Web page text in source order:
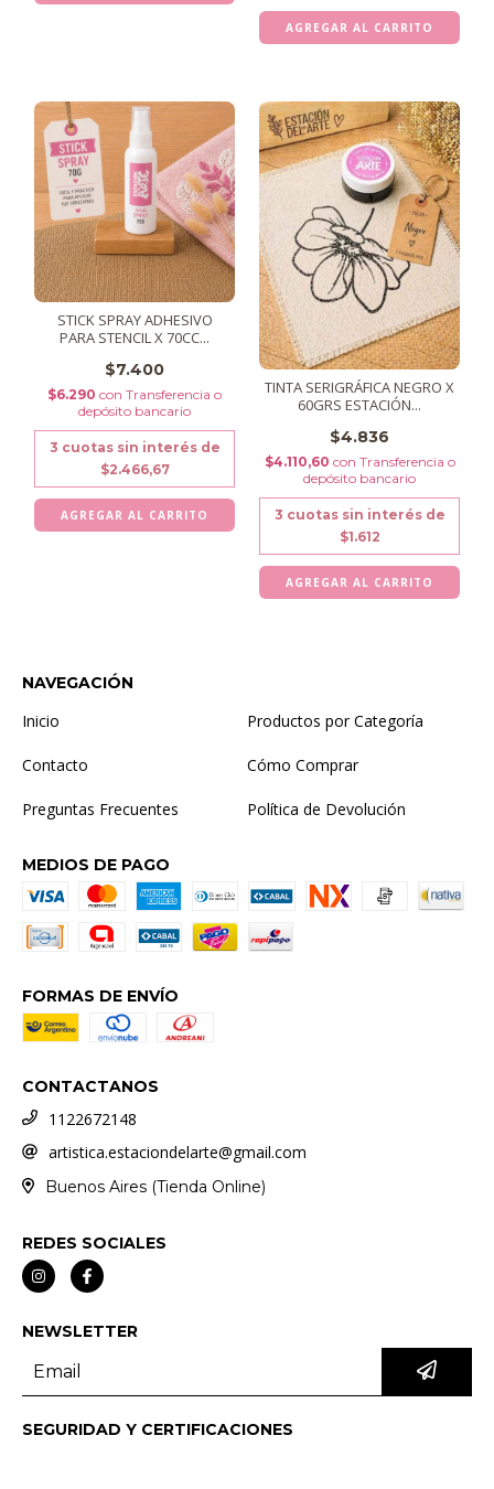
STICK SPRAY ADHESIVO
PARA STENCIL X 70CC...
$7.400
$6.290 con Transferencia o
depósito bancario
3 cuotas sin interés de
$2.466,67
TINTA SERIGRÁFICA NEGRO X
60GRS ESTACIÓN...
$4.836
$4.110,60 con Transferencia o
depósito bancario
3 cuotas sin interés de
$1.612
NAVEGACIÓN
Inicio Productos por Categoría
Contacto Cómo Comprar
Preguntas Frecuentes Política de Devolución
MEDIOS DE PAGO
FORMAS DE ENVÍO
CONTACTANOS
1122672148
artistica.estaciondelarte@gmail.com
Buenos Aires (Tienda Online)
REDES SOCIALES
NEWSLETTER
SEGURIDAD Y CERTIFICACIONES